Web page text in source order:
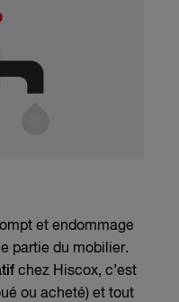
et endommage
partie du mobilier.
chez Hiscox, c’est
ou acheté) et tout